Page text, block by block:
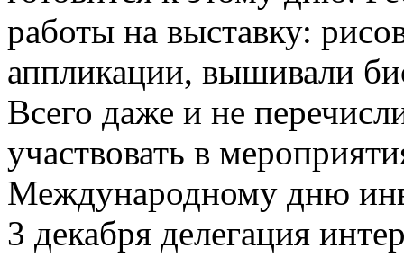
работы на выставку:
аппликации, вышивали
Всего даже и не
участвовать в
Международному дню
3 декабря делегация